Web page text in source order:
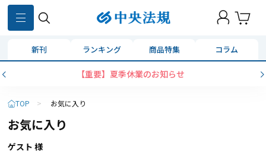
新刊 ランキング 商品特集 コラム
【重要】夏季休業のお知らせ
TOP > お気に入り
お気に入り
ゲスト 様